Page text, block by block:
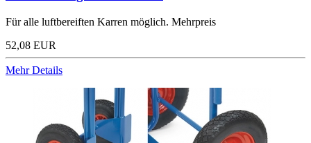
Für alle luftbereiften Karren möglich. Mehrpreis
52,08 EUR
Mehr Details